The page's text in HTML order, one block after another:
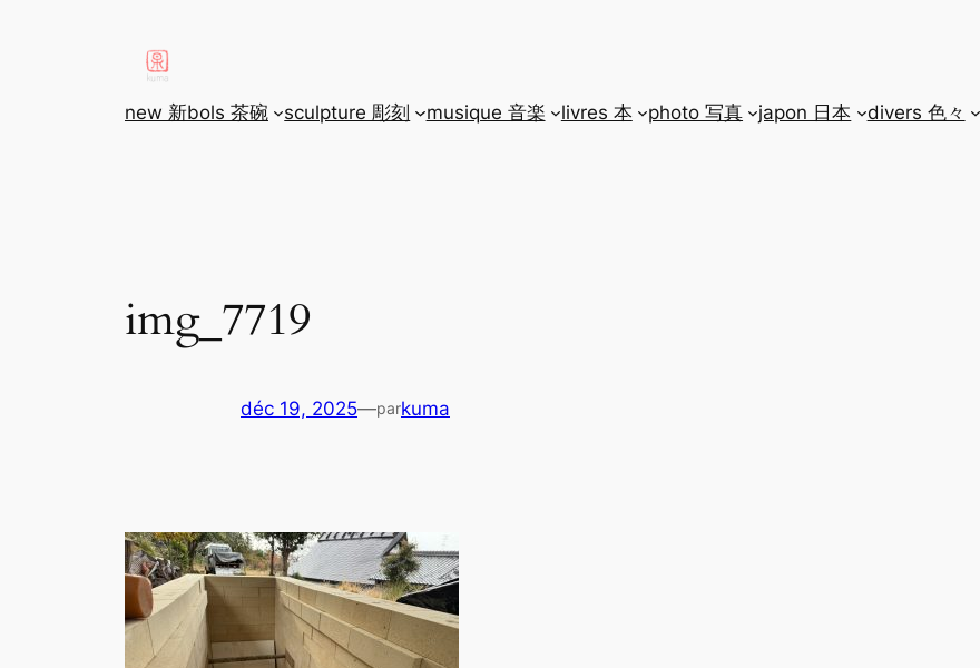
new 新bols 茶碗 sculpture 彫刻 musique 音楽 livres 本 photo 写真 japon 日本 divers 色々
img_7719
déc 19, 2025—parkuma